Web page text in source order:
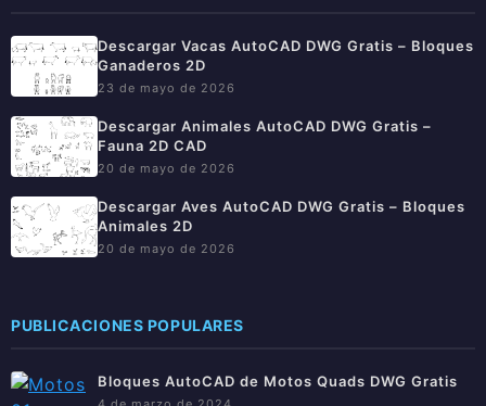
Descargar Vacas AutoCAD DWG Gratis – Bloques
Ganaderos 2D
23 de mayo de 2026
Descargar Animales AutoCAD DWG Gratis –
Fauna 2D CAD
20 de mayo de 2026
Descargar Aves AutoCAD DWG Gratis – Bloques
Animales 2D
20 de mayo de 2026
PUBLICACIONES POPULARES
Bloques AutoCAD de Motos Quads DWG Gratis